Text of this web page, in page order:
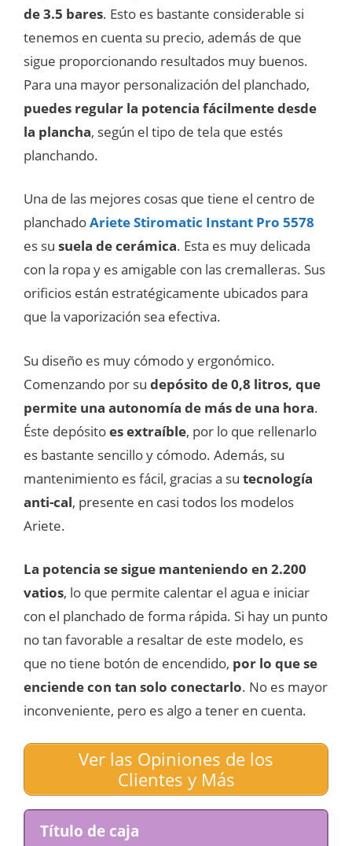
de 3.5 bares. Esto es bastante considerable si
tenemos en cuenta su precio, además de que
sigue proporcionando resultados muy buenos.
Para una mayor personalización del planchado,
puedes regular la potencia fácilmente desde
la plancha, según el tipo de tela que estés
planchando.
Una de las mejores cosas que tiene el centro de
planchadoAriete Stiromatic Instant Pro 5578
es su suela de cerámica. Esta es muy delicada
con la ropa y es amigable con las cremalleras. Sus
orificios están estratégicamente ubicados para
que la vaporización sea efectiva.
Su diseño es muy cómodo y ergonómico.
Comenzando por su depósito de 0,8 litros, que
permite una autonomía de más de una hora.
Éste depósitoes extraíble, por lo que rellenarlo
es bastante sencillo y cómodo. Además, su
mantenimiento es fácil, gracias a su tecnología
anti-cal, presente en casi todos los modelos
Ariete.
La potencia se sigue manteniendo en 2.200
vatios, lo que permite calentar el agua e iniciar
con el planchado de forma rápida. Si hay un punto
no tan favorable a resaltar de este modelo, es
que no tiene botón de encendido, por lo que se
enciende con tan solo conectarlo. No es mayor
inconveniente, pero es algo a tener en cuenta.
Ver las Opiniones de los
Clientes y Más
Título de caja